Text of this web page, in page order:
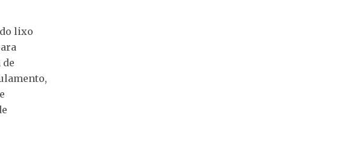
lixo